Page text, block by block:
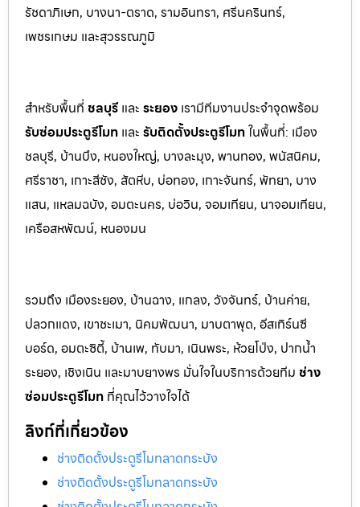
รัชดาภิเษก, บางนา-ตราด, รามอินทรา, ศรีนครินทร์,
เพชรเกษม และสุวรรณภูมิ
สำหรับพื้นที่ ชลบุรี และ ระยอง เรามีทีมงานประจำจุดพร้อม
รับซ่อมประตูรีโมท และ รับติดตั้งประตูรีโมทในพื้นที่: เมือง
ชลบุรี, บ้านบึง, หนองใหญ่, บางละมุง, พานทอง, พนัสนิคม,
ศรีราชา, เกาะสีชัง, สัตหีบ, บ่อทอง, เกาะจันทร์, พัทยา, บาง
แสน, แหลมฉบัง, อมตะนคร, บ่อวิน, จอมเทียน, นาจอมเทียน,
เครือสหพัฒน์, หนองมน
รวมถึง เมืองระยอง, บ้านฉาง, แกลง, วังจันทร์, บ้านค่าย,
ปลวกแดง, เขาชะเมา, นิคมพัฒนา, มาบตาพุด, อีสเทิร์นซี
บอร์ด, อมตะซิตี้, บ้านเพ, ทับมา, เนินพระ, ห้วยโป่ง, ปากน้ำ
ระยอง, เชิงเนิน และมาบยางพร มั่นใจในบริการด้วยทีม ช่าง
ซ่อมประตูรีโมท ที่คุณไว้วางใจได้
ลิงก์ที่เกี่ยวข้อง
ช่างติดตั้งประตูรีโมทลาดกระบัง
ช่างติดตั้งประตูรีโมทลาดกระบัง